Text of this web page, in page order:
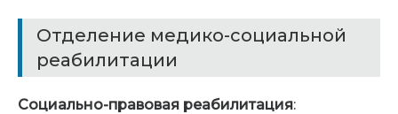
Отделение медико-социальной
реабилитации
Социально-правовая реабилитация: